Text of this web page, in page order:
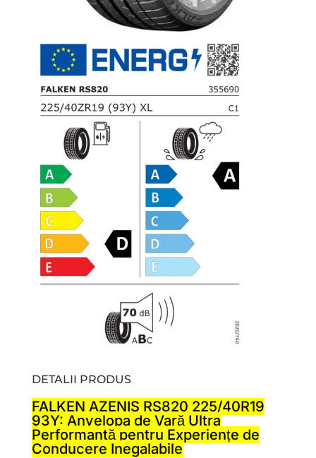
DETALII PRODUS
FALKEN AZENIS RS820 225/40R19
93Y: Anvelopa de Vară Ultra
Performantă pentru Experiențe de
Conducere Inegalabile